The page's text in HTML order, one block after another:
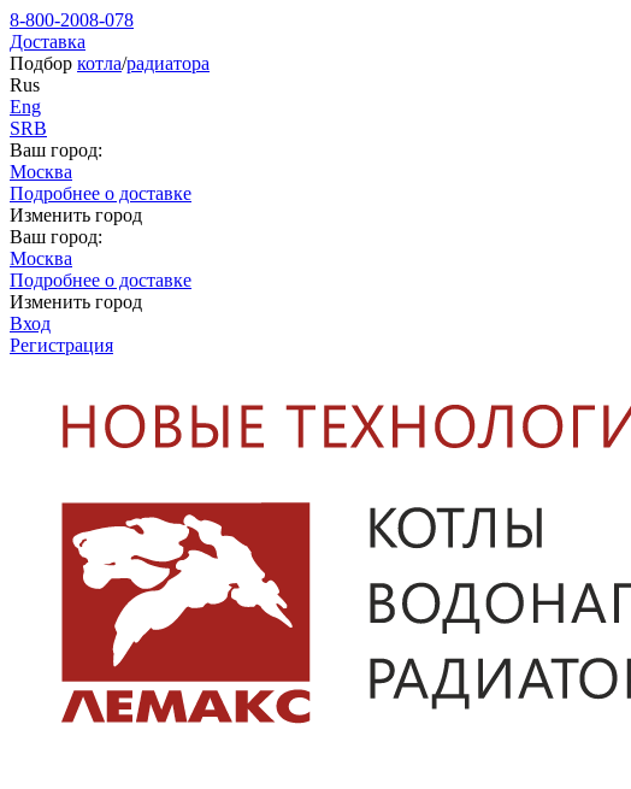
8-800-2008-078
Доставка
Подбор котла/радиатора
Rus
Eng
SRB
Ваш город:
Москва
Подробнее о доставке
Изменить город
Ваш город:
Москва
Подробнее о доставке
Изменить город
Вход
Регистрация